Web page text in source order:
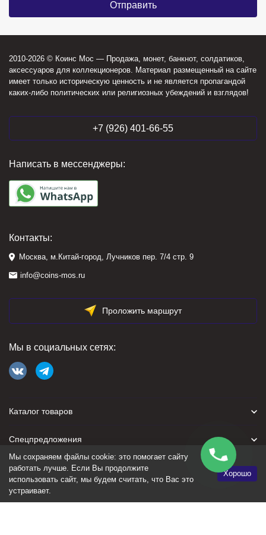
2010-2026 © Коинс Мос — Продажа, монет, банкнот, солдатиков,
аксессуаров для коллекционеров. Материал размещенный на сайте
имеет только историческую ценность и не является пропагандой
каких-либо политических или религиозных убеждений и взглядов!
+7 (926) 401-66-55
Написать в мессенджеры:
Контакты:
Москва, м.Китай-город, Лучников пер. 7/4 стр. 9
info@coins-mos.ru
Проложить маршрут
Мы в социальных сетях:
Каталог товаров
Спецпредложения
Для покупателя
Политика персональных данных
Мы сохраняем файлы cookie: это помогает сайту
работать лучше. Если Вы продолжите
использовать сайт, мы будем считать, что Вас это
устраивает.
Хорошо